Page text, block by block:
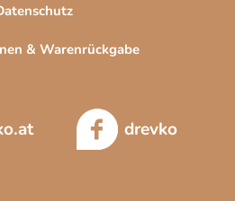
& Warenrückgabe
drevko